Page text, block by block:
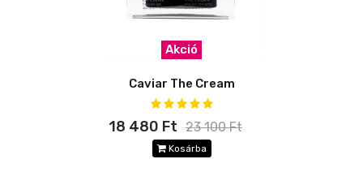
Akció
Caviar The Cream
18 480 Ft 23 100 Ft
Kosárba